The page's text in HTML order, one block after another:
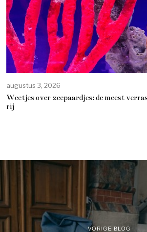
augustus 3, 2026
Weetjes over zeepaardjes: de meest
rij
VORIGE BLOG